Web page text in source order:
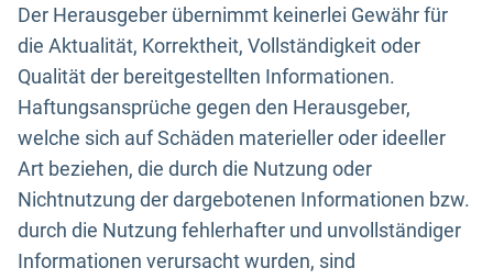
Der Herausgeber übernimmt keinerlei Gewähr für
die Aktualität, Korrektheit, Vollständigkeit oder
Qualität der bereitgestellten Informationen.
Haftungsansprüche gegen den Herausgeber,
welche sich auf Schäden materieller oder ideeller
Art beziehen, die durch die Nutzung oder
Nichtnutzung der dargebotenen Informationen bzw.
durch die Nutzung fehlerhafter und unvollständiger
Informationen verursacht wurden, sind